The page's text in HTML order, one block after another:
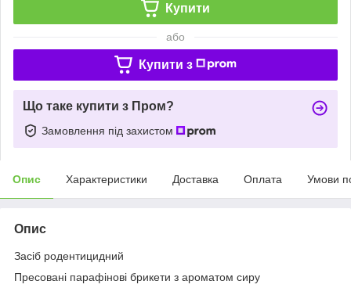
Купити
або
Купити з
Що таке купити з Пром?
Замовлення під захистом
Опис Характеристики Доставка Оплата Умови
Опис
Засіб родентицидний
Пресовані парафінові брикети з ароматом сиру